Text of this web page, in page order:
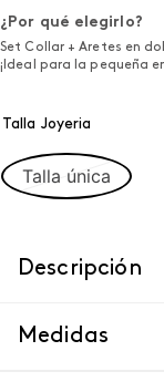
¿Por qué elegirlo?
Set Collar + Aretes en
¡Ideal para la pequeña
Talla Joyeria
Talla única
Descripción
Medidas